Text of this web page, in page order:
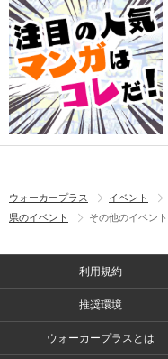
ウォーカープラス イベント
県のイベント
その他のイベント
利用規約
推奨環境
ウォーカープラスとは